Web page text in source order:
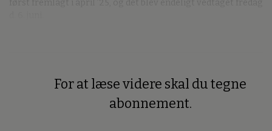
For at læse videre skal du tegne
abonnement.